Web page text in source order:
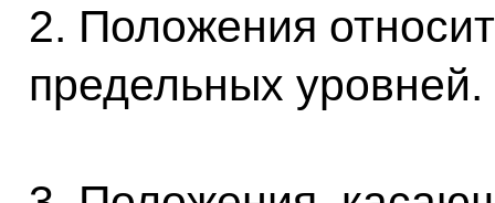
2. Положения
предельных уровней.